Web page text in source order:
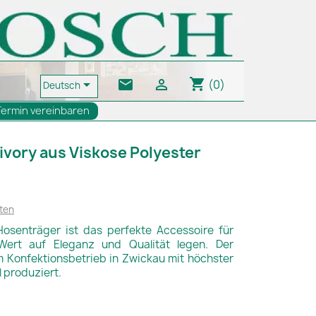
Deutsch email  shopping_cart (0)
vereinbaren
aus Viskose Polyester
ist das perfekte Accessoire für
auf Eleganz und Qualität legen. Der
Konfektionsbetrieb in Zwickau mit höchster
produziert.